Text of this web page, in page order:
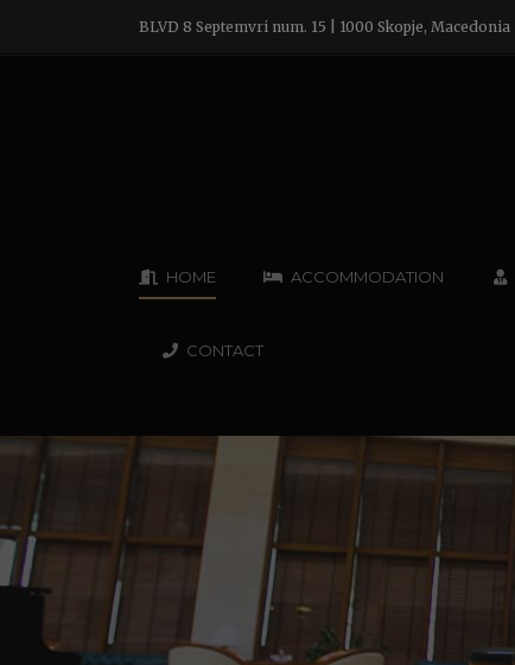
BLVD 8 Septemvri num. 15 | 1000 Skopje, Macedonia
HOME ACCOMMODATION
CONTACT